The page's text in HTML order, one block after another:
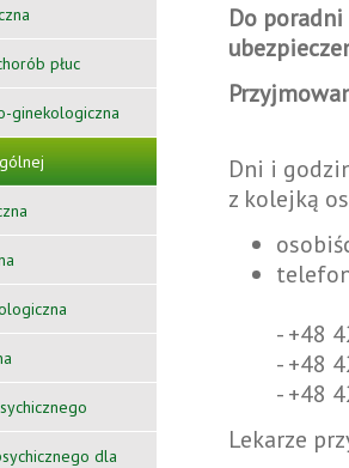
płuc
ginekologiczna
dla
Do
Dni i
z kolejką
- +48
- +48
- +48
Lekarze